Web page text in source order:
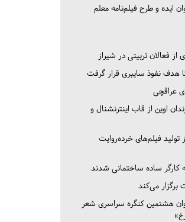
ایده و طرح فیلم‌نامه معلم
فعالان تربیتی در شیراز
هدف نفوذ سایبری قرار گرفت
عراقچی
اوین از قاب اینترنشنال و
تولید فیلم‌های خرده‌روایت
کارگر ساده ساختمانی شدند
برگزار می‌کند
هشتمین کنگره سراسری شعر